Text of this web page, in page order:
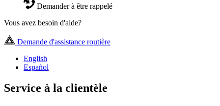
Demander à être rappelé
Vous avez besoin d'aide?
Demande d'assistance routière
English
Español
Service à la clientèle